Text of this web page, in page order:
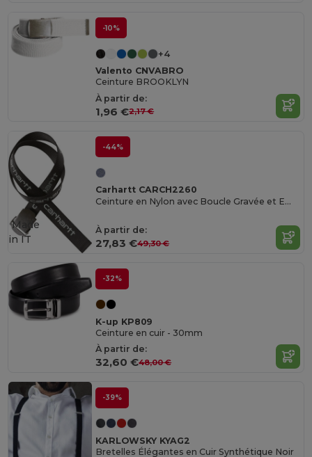
-10%
+4
Valento CNVABRO
Ceinture BROOKLYN
À partir de:
1,96 €2,17 €
-44%
Carhartt CARCH2260
Ceinture en Nylon avec Boucle Gravée et Embout Cuir
À partir de:
27,83 €49,30 €
Made
in IT
-32%
K-up KP809
Ceinture en cuir - 30mm
À partir de:
32,60 €48,00 €
-39%
KARLOWSKY KYAG2
Bretelles Élégantes en Cuir Synthétique Noir